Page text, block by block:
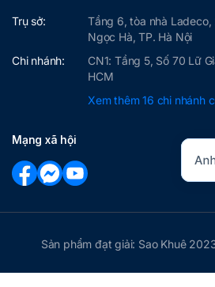
Trụ sở:
Tầng 6, tòa nhà
Ngọc Hà, TP. Hà Nội
Chi nhánh:
CN1: Tầng 5, Số 70 Lữ
HCM
Xem thêm 16 chi nhánh
Mạng xã hội
Sản phẩm đạt giải: Sao Khuê